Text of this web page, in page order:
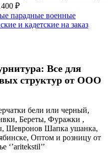
₽
парадные военные
и кадетские на заказ
Все для
структур от ООО
бели или черный,
Береты, Фуражки ,
Шевронов Шапка ушанка,
Оптом и розницу от